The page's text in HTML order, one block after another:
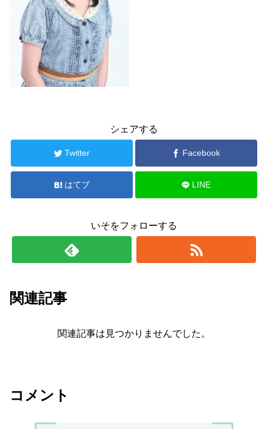
シェアする
Twitter Facebook
はてブ LINE
いそをフォローする
関連記事
関連記事は見つかりませんでした。
コメント